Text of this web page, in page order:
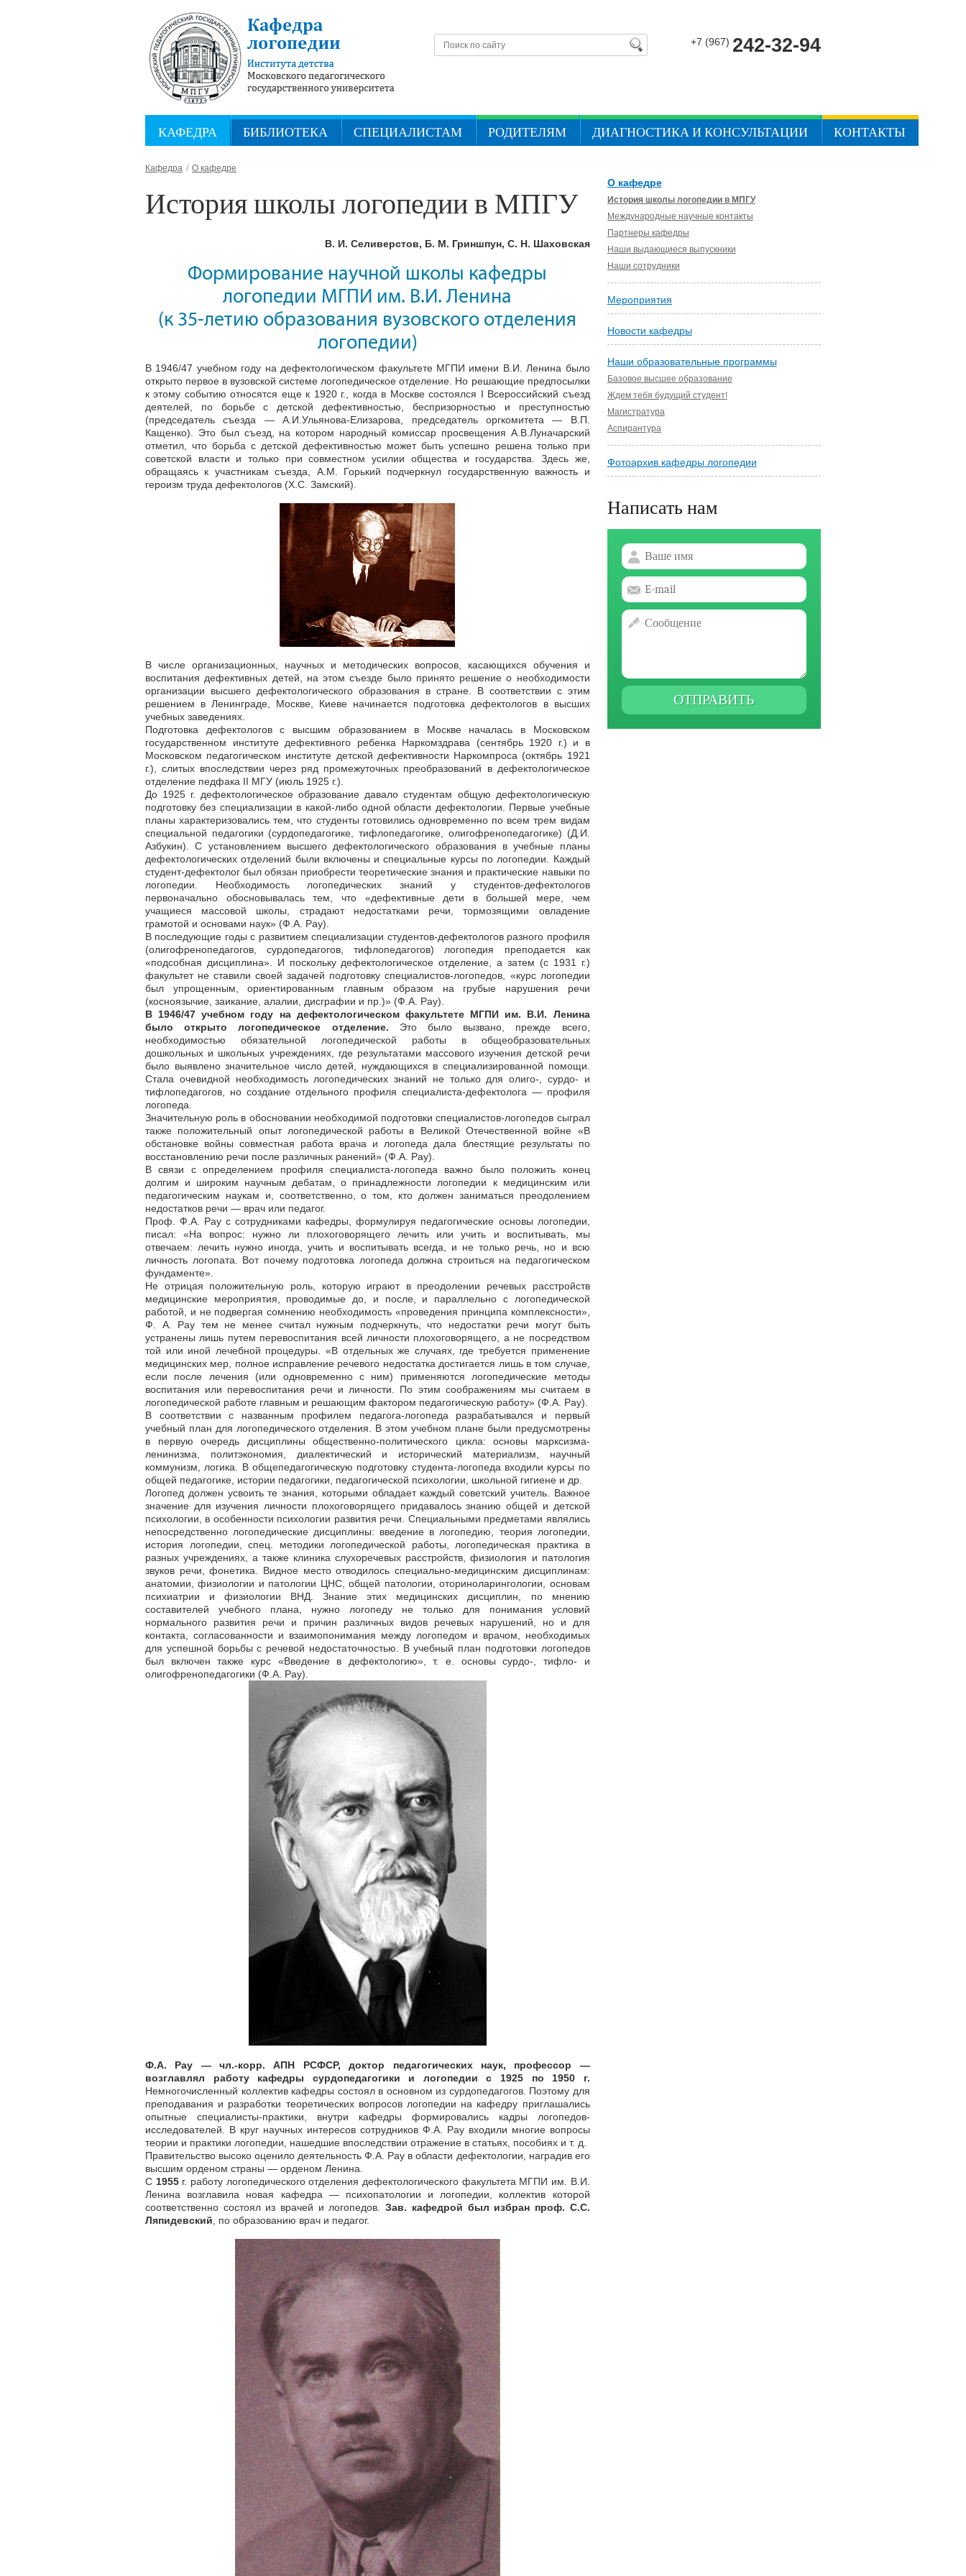
+7 (967) 242-32-94
КАФЕДРА БИБЛИОТЕКА СПЕЦИАЛИСТАМ РОДИТЕЛЯМ ДИАГНОСТИКА И КОНСУЛЬТАЦИИ КОНТАКТЫ
Кафедра О кафедре
История школы логопедии в МПГУ
В. И. Селиверстов, Б. М. Гриншпун, С. Н. Шаховская
Формирование научной школы кафедры
логопедии МГПИ им. В.И. Ленина
(к 35-летию образования вузовского отделения
логопедии)
В 1946/47 учебном году на дефектологическом факультете МГПИ имени В.И. Ленина было
открыто первое в вузовской системе логопедическое отделение. Но решающие предпосылки
к этому событию относятся еще к 1920 г., когда в Москве состоялся I Всероссийский съезд
деятелей, по борьбе с детской дефективностью, беспризорностью и преступностью
(председатель съезда — А.И.Ульянова-Елизарова, председатель оргкомитета — В.П.
Кащенко). Это был съезд, на котором народный комиссар просвещения А.В.Луначарский
отметил, что борьба с детской дефективностью может быть успешно решена только при
советской власти и только при совместном усилии общества и государства. Здесь же,
обращаясь к участникам съезда, A.M. Горький подчеркнул государственную важность и
героизм труда дефектологов (Х.С. Замский).
В числе организационных, научных и методических вопросов, касающихся обучения и
воспитания дефективных детей, на этом съезде было принято решение о необходимости
организации высшего дефектологического образования в стране. В соответствии с этим
решением в Ленинграде, Москве, Киеве начинается подготовка дефектологов в высших
учебных заведениях.
Подготовка дефектологов с высшим образованием в Москве началась в Московском
государственном институте дефективного ребенка Наркомздрава (сентябрь 1920 г.) и в
Московском педагогическом институте детской дефективности Наркомпроса (октябрь 1921
г.), слитых впоследствии через ряд промежуточных преобразований в дефектологическое
отделение педфака II МГУ (июль 1925 г.).
До 1925 г. дефектологическое образование давало студентам общую дефектологическую
подготовку без специализации в какой-либо одной области дефектологии. Первые учебные
планы характеризовались тем, что студенты готовились одновременно по всем трем видам
специальной педагогики (сурдопедагогике, тифлопедагогике, олигофренопедагогике) (Д.И.
Азбукин). С установлением высшего дефектологического образования в учебные планы
дефектологических отделений были включены и специальные курсы по логопедии. Каждый
студент-дефектолог был обязан приобрести теоретические знания и практические навыки по
логопедии. Необходимость логопедических знаний у студентов-дефектологов
первоначально обосновывалась тем, что «дефективные дети в большей мере, чем
учащиеся массовой школы, страдают недостатками речи, тормозящими овладение
грамотой и основами наук» (Ф.А. Pay).
В последующие годы с развитием специализации студентов-дефектологов разного профиля
(олигофренопедагогов, сурдопедагогов, тифлопедагогов) логопедия преподается как
«подсобная дисциплина». И поскольку дефектологическое отделение, а затем (с 1931 г.)
факультет не ставили своей задачей подготовку специалистов-логопедов, «курс логопедии
был упрощенным, ориентированным главным образом на грубые нарушения речи
(косноязычие, заикание, алалии, дисграфии и пр.)» (Ф.А. Pay).
В 1946/47 учебном году на дефектологическом факультете МГПИ им. В.И. Ленина
было открыто логопедическое отделение. Это было вызвано, прежде всего,
необходимостью обязательной логопедической работы в общеобразовательных
дошкольных и школьных учреждениях, где результатами массового изучения детской речи
было выявлено значительное число детей, нуждающихся в специализированной помощи.
Стала очевидной необходимость логопедических знаний не только для олиго-, сурдо- и
тифлопедагогов, но создание отдельного профиля специалиста-дефектолога — профиля
логопеда.
Значительную роль в обосновании необходимой подготовки специалистов-логопедов сыграл
также положительный опыт логопедической работы в Великой Отечественной войне «В
обстановке войны совмест­ная работа врача и логопеда дала блестящие результаты по
восстановлению речи после различных ранений» (Ф.А. Pay).
В связи с определением профиля специалиста-логопеда важно было положить конец
долгим и широким научным дебатам, о принадлежности логопедии к медицинским или
педагогическим наукам и, соответственно, о том, кто должен заниматься преодолением
недостатков речи — врач или педагог.
Проф. Ф.А. Pay с сотрудниками кафедры, формулируя педагогические основы логопедии,
писал: «На вопрос: нужно ли плохоговорящего лечить или учить и воспитывать, мы
отвечаем: лечить нужно иногда, учить и воспитывать всегда, и не только речь, но и всю
личность логопата. Вот почему подготовка логопеда должна строиться на педагогическом
фундаменте».
Не отрицая положительную роль, которую играют в преодолении речевых расстройств
медицинские мероприятия, проводимые до, и после, и параллельно с логопедической
работой, и не подвергая сомнению необходимость «проведения принципа комплексности»,
Ф. A. Pay тем не менее считал нужным подчеркнуть, что недостатки речи могут быть
устранены лишь путем перевоспитания всей личности плохоговорящего, а не посредством
той или иной лечебной процедуры. «В отдельных же случаях, где требуется применение
медицинских мер, полное исправление речевого недостатка достигается лишь в том случае,
если после лечения (или одновременно с ним) применяются логопедические методы
воспитания или перевоспитания речи и личности. По этим соображениям мы считаем в
логопедической работе главным и решающим фактором педагогическую работу» (Ф.A. Pay).
В соответствии с названным профилем педагога-логопеда разрабатывался и первый
учебный план для логопедического отделения. В этом учебном плане были предусмотрены
в первую очередь дисциплины общественно-политического цикла: основы марксизма-
ленинизма, политэкономия, диалектический и исторический материализм, научный
коммунизм, логика. В общепедагогическую подготовку студента-логопеда входили курсы по
общей педагогике, истории педагогики, педагогической психологии, школьной гигиене и др.
Логопед должен усвоить те знания, которыми обладает каждый советский учитель. Важное
значение для изучения личности плохоговорящего придавалось знанию общей и детской
психологии, в особенности психологии развития речи. Специальными предметами являлись
непосредственно логопедические дисциплины: введение в логопедию, теория логопедии,
история логопедии, спец. методики логопедической работы, логопедическая практика в
разных учреждениях, а также клиника слухоречевых расстройств, физиология и патология
звуков речи, фонетика. Видное место отводилось специально-медицинским дисциплинам:
анатомии, физиологии и патологии ЦНС, общей патологии, оториноларингологии, основам
психиатрии и физиологии ВНД. Знание этих медицинских дисциплин, по мнению
составителей учебного плана, нужно логопеду не только для понимания условий
нормального развития речи и причин различных видов речевых нарушений, но и для
контакта, согласованности и взаимопонимания между логопедом и врачом, необходимых
для успешной борьбы с речевой недостаточностью. В учебный план подготовки логопедов
был включен также курс «Введение в дефектологию», т. е. основы сурдо-, тифло- и
олигофренопедагогики (Ф.А. Pay).
Ф.А. Pay — чл.-корр. АПН РСФСР, доктор педагогических наук, профессор —
возглавлял работу кафедры сурдопедагогики и логопедии с 1925 по 1950 г.
Немногочисленный коллектив кафедры состоял в основном из сурдопедагогов. Поэтому для
преподавания и разработки теоретических вопросов логопедии на кафедру приглашались
опытные специалисты-практики, внутри кафедры формировались кадры логопедов-
исследователей. В круг научных интересов сотрудников Ф.А. Pay входили многие вопросы
теории и практики логопедии, нашедшие впоследствии отражение в статьях, пособиях и т. д.
Правительство высоко оценило деятельность Ф.А. Pay в области дефектологии, наградив его
высшим орденом страны — орденом Ленина.
С 1955г. работу логопедического отделения дефектологического факультета МГПИ им. В.И.
Ленина возглавила новая кафедра — психопатологии и логопедии, коллектив которой
соответственно состоял из врачей и логопедов.Зав. кафедрой был избран проф. С.С.
Ляпидевский, по образованию врач и педагог.
О кафедре
История школы логопедии в МПГУ
Международные научные контакты
Партнеры кафедры
Наши выдающиеся выпускники
Наши сотрудники
Мероприятия
Новости кафедры
Наши образовательные программы
Базовое высшее образование
Ждем тебя будущий студент!
Магистратура
Аспирантура
Фотоархив кафедры логопедии
Написать нам
ОТПРАВИТЬ